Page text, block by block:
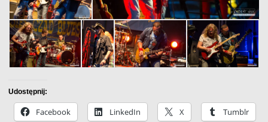
Udostępnij:
Facebook LinkedIn X Tumblr